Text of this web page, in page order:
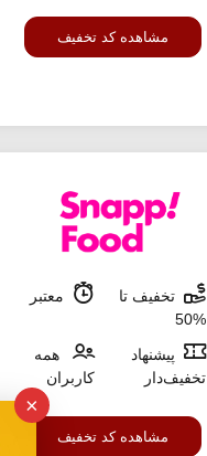
مشاهده کد تخفیف
تخفیف تا
%50
معتبر
پیشنهاد
تخفیف‌دار
همه
کاربران
مشاهده کد تخفیف
×